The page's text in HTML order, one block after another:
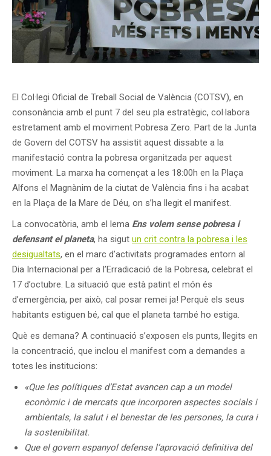
El Col·legi Oficial de Treball Social de València (COTSV), en
consonància amb el punt 7 del seu pla estratègic, col·labora
estretament amb el moviment Pobresa Zero. Part de la Junta
de Govern del COTSV ha assistit aquest dissabte a la
manifestació contra la pobresa organitzada per aquest
moviment. La marxa ha començat a les 18:00h en la Plaça
Alfons el Magnànim de la ciutat de València fins i ha acabat
en la Plaça de la Mare de Déu, on s’ha llegit el manifest.
La convocatòria, amb el lema Ens volem sense pobresa i
defensant el planeta, ha sigut un crit contra la pobresa i les
desigualtats, en el marc d’activitats programades entorn al
Dia Internacional per a l’Erradicació de la Pobresa, celebrat el
17 d’octubre. La situació que està patint el món és
d’emergència, per això, cal posar remei ja! Perquè els seus
habitants estiguen bé, cal que el planeta també ho estiga.
Què es demana? A continuació s’exposen els punts, llegits en
la concentració, que inclou el manifest com a demandes a
totes les institucions:
«Que les polítiques d’Estat avancen cap a un model
econòmic i de mercats que incorporen aspectes socials i
ambientals, la salut i el benestar de les persones, la cura i
la sostenibilitat.
Que el govern espanyol defense l’aprovació definitiva del